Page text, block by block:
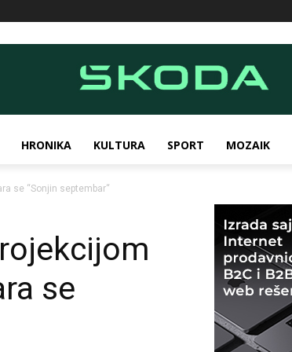
HRONIKA KULTURA SPORT MOZAIK
se “Sonjin septembar“
se